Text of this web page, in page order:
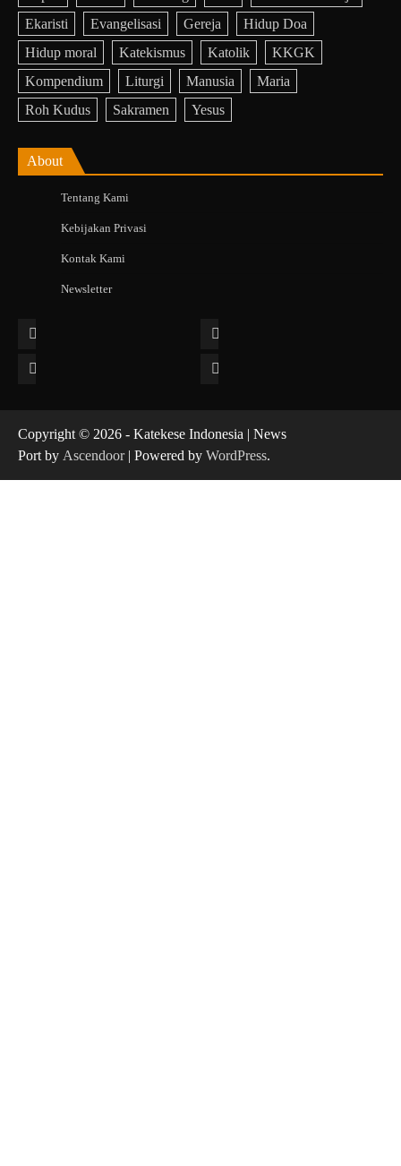
Ekaristi
Evangelisasi Gereja
Hidup Doa
Hidup moral
Katekismus Katolik
KKGK
Kompendium
Liturgi Manusia
Maria
Roh Kudus
Sakramen Yesus
About
Tentang Kami
Kebijakan Privasi
Kontak Kami
Newsletter
Copyright © 2026 - Katekese Indonesia | News
Port by Ascendoor| Powered by WordPress.